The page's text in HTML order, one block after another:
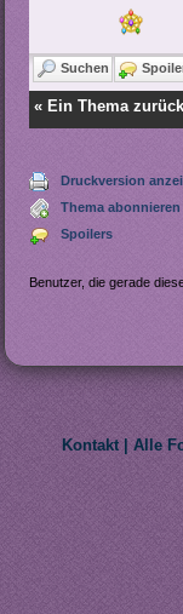
Suchen
« Ein Thema zurück
Druckversion
Thema abonnieren
Spoilers
Benutzer, die gerade
Kontakt |Alle